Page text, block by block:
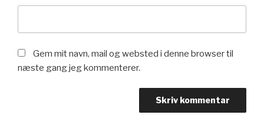
Gem mit navn, mail og websted i denne browser til
næste gang jeg kommenterer.